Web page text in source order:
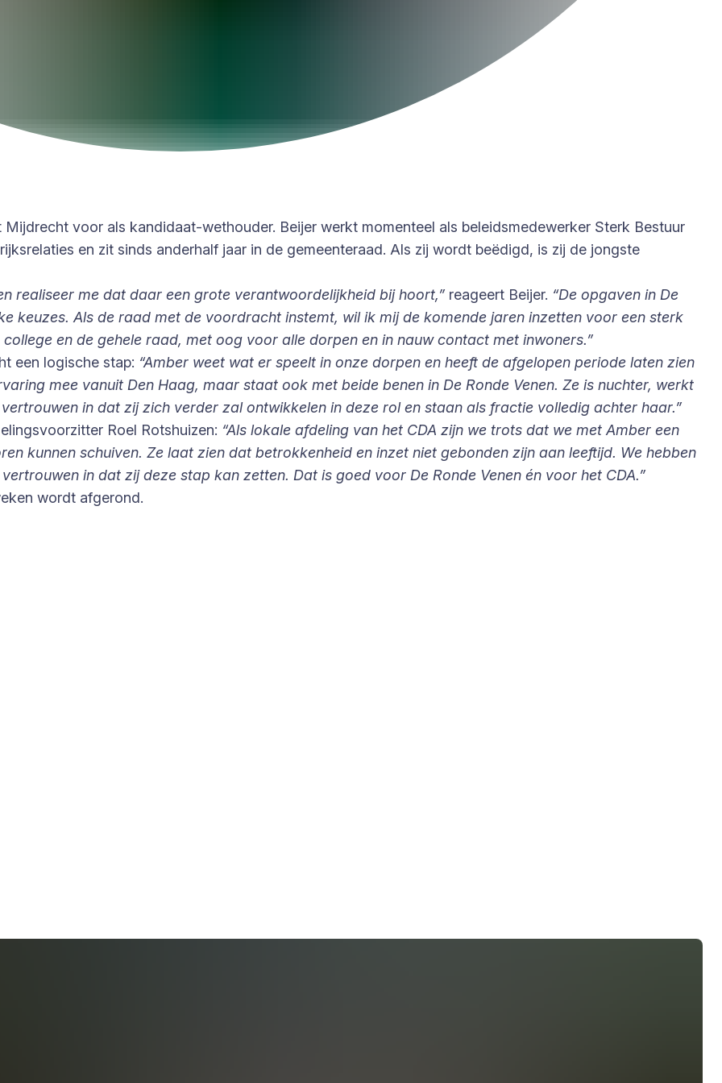
voor als kandidaat-wethouder. Beijer werkt momenteel als beleidsmedewerker Sterk Bestuur
en zit sinds anderhalf jaar in de gemeenteraad. Als zij wordt beëdigd, is zij de jongste
realiseer me dat daar een grote verantwoordelijkheid bij hoort,” reageert Beijer. “De opgaven in De
keuzes. Als de raad met de voordracht instemt, wil ik mij de komende jaren inzetten voor een sterk
en de gehele raad, met oog voor alle dorpen en in nauw contact met inwoners.”
een logische stap: “Amber weet wat er speelt in onze dorpen en heeft de afgelopen periode laten zien
mee vanuit Den Haag, maar staat ook met beide benen in De Ronde Venen. Ze is nuchter, werkt
in dat zij zich verder zal ontwikkelen in deze rol en staan als fractie volledig achter haar.”
Roel Rotshuizen: “Als lokale afdeling van het CDA zijn we trots dat we met Amber een
kunnen schuiven. Ze laat zien dat betrokkenheid en inzet niet gebonden zijn aan leeftijd. We hebben
in dat zij deze stap kan zetten. Dat is goed voor De Ronde Venen én voor het CDA.”
wordt afgerond.